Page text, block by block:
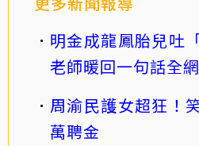
明金成龍鳳胎兒吐
老師暖回一句話全
周渝民護女超狂！
萬聘金